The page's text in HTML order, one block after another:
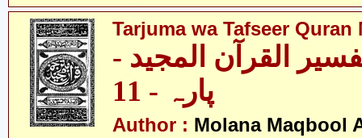
Tarjuma wa Tafseer Quran
القرآن المجید -
پارہ - 11
Author : Molana Maqbool